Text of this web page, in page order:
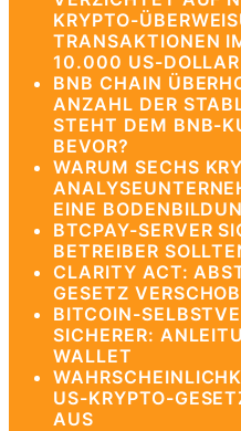
KRYPTO-
TRANSAKTIONEN
10.000 US-DOLLAR
BNB CHAIN
ANZAHL DER
STEHT DEM BNB-
BEVOR?
WARUM SECHS
EINE
BTCPAY-SERVER
BETREIBER
CLARITY ACT:
GESETZ
BITCOIN-
SICHERER:
WALLET
US-KRYPTO-
AUS